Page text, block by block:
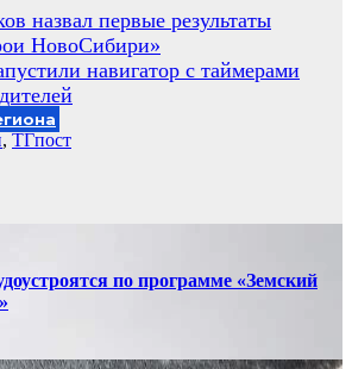
назвал первые результаты
НовоСибири»
навигатор с таймерами
, ТГпост
по программе «Земский